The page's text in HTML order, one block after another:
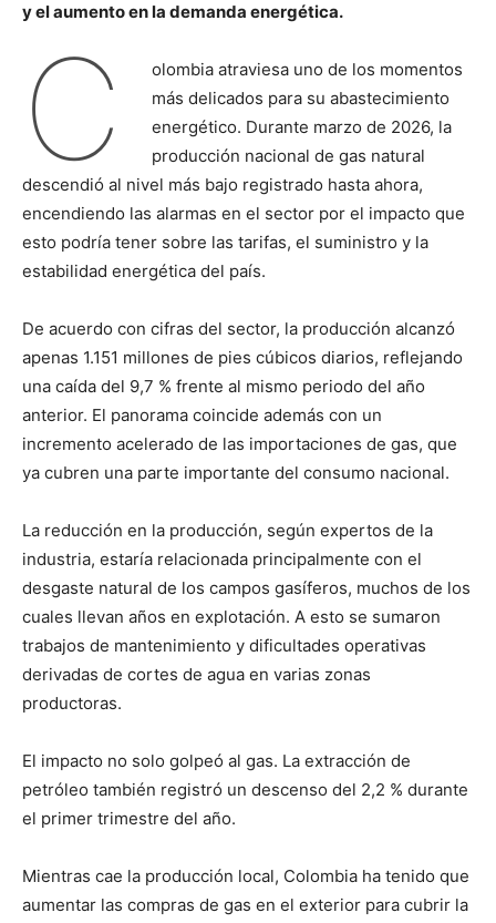
y el aumento en la demanda energética.
C
olombia atraviesa uno de los momentos
más delicados para su abastecimiento
energético. Durante marzo de 2026, la
producción nacional de gas natural
descendió al nivel más bajo registrado hasta ahora,
encendiendo las alarmas en el sector por el impacto que
esto podría tener sobre las tarifas, el suministro y la
estabilidad energética del país.
De acuerdo con cifras del sector, la producción alcanzó
apenas 1.151 millones de pies cúbicos diarios, reflejando
una caída del 9,7 % frente al mismo periodo del año
anterior. El panorama coincide además con un
incremento acelerado de las importaciones de gas, que
ya cubren una parte importante del consumo nacional.
La reducción en la producción, según expertos de la
industria, estaría relacionada principalmente con el
desgaste natural de los campos gasíferos, muchos de los
cuales llevan años en explotación. A esto se sumaron
trabajos de mantenimiento y dificultades operativas
derivadas de cortes de agua en varias zonas
productoras.
El impacto no solo golpeó al gas. La extracción de
petróleo también registró un descenso del 2,2 % durante
el primer trimestre del año.
Mientras cae la producción local, Colombia ha tenido que
aumentar las compras de gas en el exterior para cubrir la